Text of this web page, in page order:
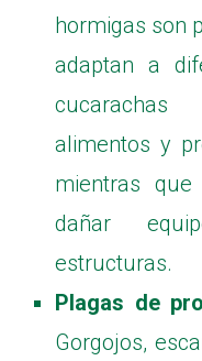
hormigas son
adaptan a
cucarachas
alimentos y
mientras
dañar
estructuras.
Plagas de
Gorgojos,